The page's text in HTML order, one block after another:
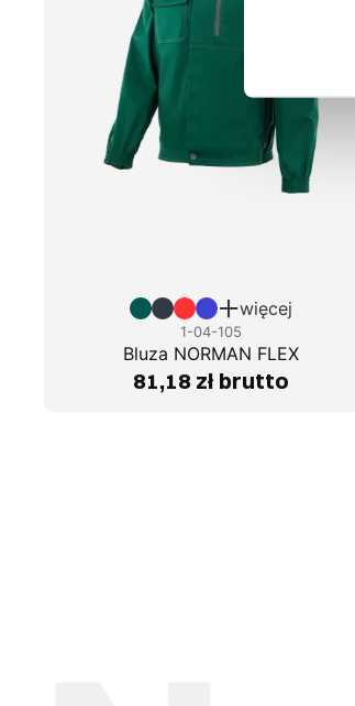
więcej
1-04-105
Bluza NORMAN FLEX
81,18 zł brutto